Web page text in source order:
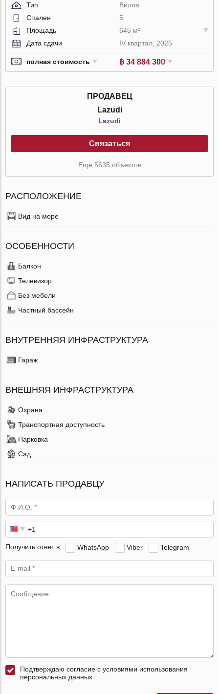
Тип
Вилла
Спален
5
Площадь
645 м²
Дата сдачи
IV квартал, 2025
полная стоимость ฿ 34 884 300
ПРОДАВЕЦ
Lazudi
Lazudi
Связаться
Ещё 5635 объектов
РАСПОЛОЖЕНИЕ
Вид на море
ОСОБЕННОСТИ
Балкон
Телевизор
Без мебели
Частный бассейн
ВНУТРЕННЯЯ ИНФРАСТРУКТУРА
Гараж
ВНЕШНЯЯ ИНФРАСТРУКТУРА
Охрана
Транспортная доступность
Парковка
Сад
НАПИСАТЬ ПРОДАВЦУ
Получить ответ в WhatsApp Viber Telegram
Подтверждаю согласие с условиями использования
персональных данных